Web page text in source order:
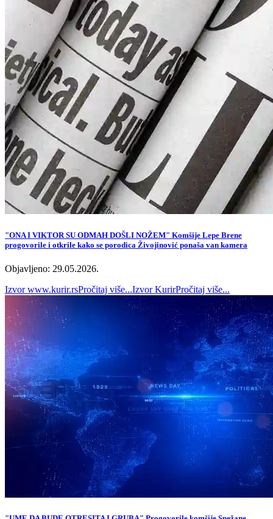
"ONA I VIKTOR SU ODMAH DOŠLI NOŽEM" Komšije Lepe Brene
progovorile i otkrile kako se porodica Živojinović ponaša van kamera
Objavljeno: 29.05.2026.
Izvorwww.kurir.rsPročitaj više...IzvorKurirPročitaj više...